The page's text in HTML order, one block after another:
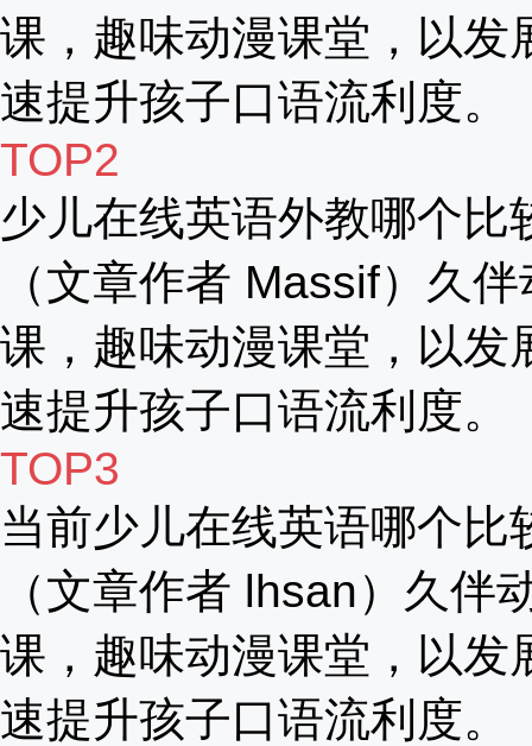
课，趣味动漫课堂，以发
速提升孩子口语流利度。
TOP2
少儿在线英语外教哪个比
（文章作者 Massif）久
课，趣味动漫课堂，以发
速提升孩子口语流利度。
TOP3
当前少儿在线英语哪个
（文章作者 lhsan）久伴
课，趣味动漫课堂，以发
速提升孩子口语流利度。